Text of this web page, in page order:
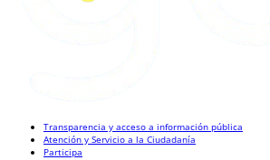
Transparencia y acceso a información pública
Atención y Servicio a la Ciudadanía
Participa